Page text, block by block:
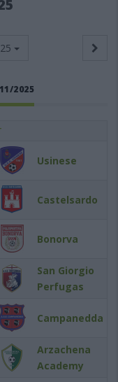
2025
Usinese
Castelsardo
Bonorva
San Giorgio
Perfugas
Campanedda
Arzachena
Academy